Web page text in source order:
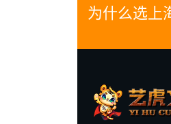
为什么选上